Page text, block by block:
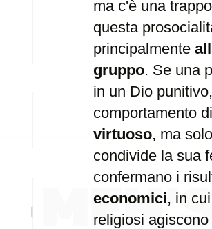
ma c'è una
questa
principalmente
gruppo. Se una
in un Dio
comportamento
virtuoso, ma
condivide la sua
confermano i
economici, in
religiosi